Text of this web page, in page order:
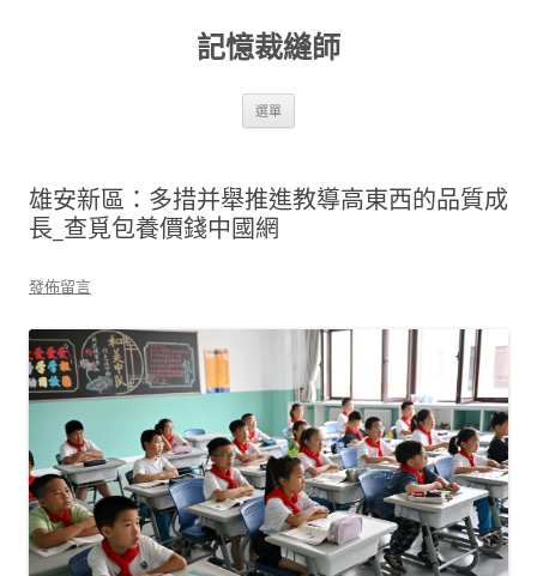
記憶裁縫師
選單
雄安新區：多措并舉推進教導高東西的品質成
長_查覓包養價錢中國網
發佈留言